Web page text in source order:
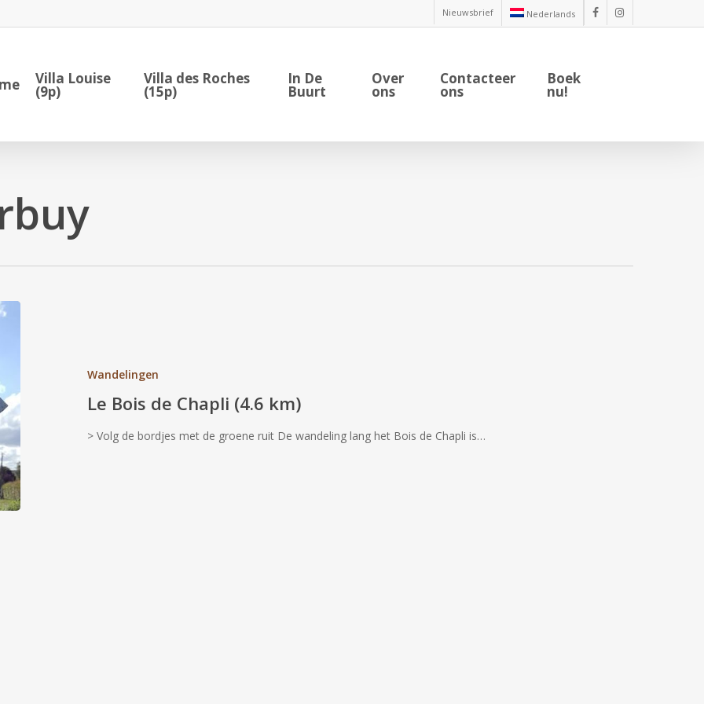
facebookinstagram
Nieuwsbrief Nederlands
Villa Louise
(9p)
Villa des Roches
(15p)
In De
Buurt
Over
ons
Contacteer
ons
Boek
nu!
Wandelingen
Le Bois de Chapli (4.6 km)
> Volg de bordjes met de groene ruit De wandeling lang het Bois de Chapli is…